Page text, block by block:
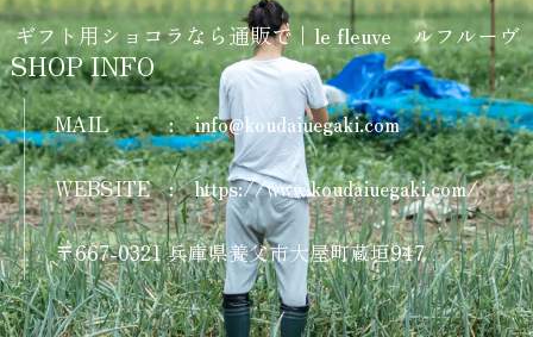
ギフト用ショコラなら通販で｜le fleuve ルフルーヴ
SHOP INFO
MAIL : info@koudaiuegaki.com
WEBSITE : https://www.koudaiuegaki.com/
〒667-0321 兵庫県養父市大屋町蔵垣947